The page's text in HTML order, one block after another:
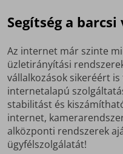
Segítség a
Az internet már szinte
üzletirányítási
vállalkozások sikeréért is
internetalapú
stabilitást és
internet,
alközponti rendszerek
ügyfélszolgálatát!